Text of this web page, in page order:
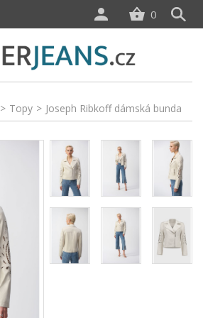
> Topy > Joseph Ribkoff dámská bunda
0